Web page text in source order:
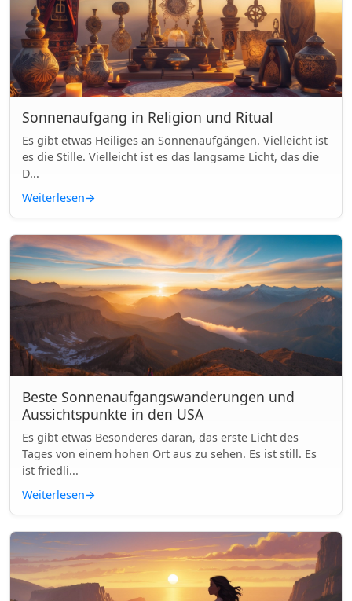
Sonnenaufgang in Religion und Ritual
Es gibt etwas Heiliges an Sonnenaufgängen. Vielleicht ist
es die Stille. Vielleicht ist es das langsame Licht, das die
D...
Weiterlesen→
Beste Sonnenaufgangswanderungen und
Aussichtspunkte in den USA
Es gibt etwas Besonderes daran, das erste Licht des
Tages von einem hohen Ort aus zu sehen. Es ist still. Es
ist friedli...
Weiterlesen→